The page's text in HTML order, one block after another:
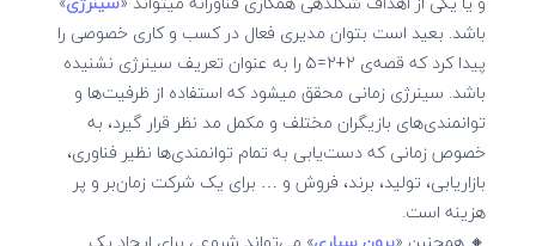
باشد. بعید است بتوان مدیری فعال در کسب و کاری خصوصی را
پیدا کرد که قصه‌ی ۲+۲=۵ را به عنوان تعریف سینرژی نشنیده
باشد. سینرژی زمانی محقق می­شود که استفاده از ظرفیت‌­ها و
توانمندی‌های بازیگران مختلف و مکمل مد نظر قرار گیرد، به
خصوص زمانی که دست‌یابی به تمام توانمندی‌ها نظیر فناوری،
بازاریابی، تولید، برند، فروش و … برای یک شرکت زمان‌بر و پر
هزینه است.